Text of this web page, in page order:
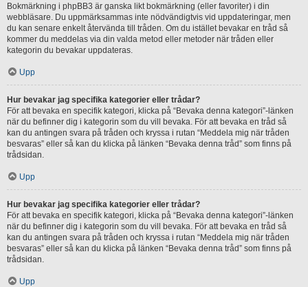
Bokmärkning i phpBB3 är ganska likt bokmärkning (eller favoriter) i din
webbläsare. Du uppmärksammas inte nödvändigtvis vid uppdateringar, men
du kan senare enkelt återvända till tråden. Om du istället bevakar en tråd så
kommer du meddelas via din valda metod eller metoder när tråden eller
kategorin du bevakar uppdateras.
Upp
Hur bevakar jag specifika kategorier eller trådar?
För att bevaka en specifik kategori, klicka på “Bevaka denna kategori”-länken
när du befinner dig i kategorin som du vill bevaka. För att bevaka en tråd så
kan du antingen svara på tråden och kryssa i rutan “Meddela mig när tråden
besvaras” eller så kan du klicka på länken “Bevaka denna tråd” som finns på
trådsidan.
Upp
Hur bevakar jag specifika kategorier eller trådar?
För att bevaka en specifik kategori, klicka på “Bevaka denna kategori”-länken
när du befinner dig i kategorin som du vill bevaka. För att bevaka en tråd så
kan du antingen svara på tråden och kryssa i rutan “Meddela mig när tråden
besvaras” eller så kan du klicka på länken “Bevaka denna tråd” som finns på
trådsidan.
Upp